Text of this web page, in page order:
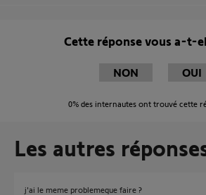
Cette réponse vous a-t-
NON OUI
0% des internautes ont trouvé cette
Les autres
j'ai le meme problemeque faire ?